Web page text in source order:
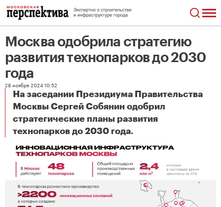
Москва одобрила стратегию
развития технопарков до 2030
года
28 ноября 2024 10:52
На заседании Президиума Правительства
Москвы Сергей Собянин одобрил
стратегические планы развития
технопарков до 2030 года.